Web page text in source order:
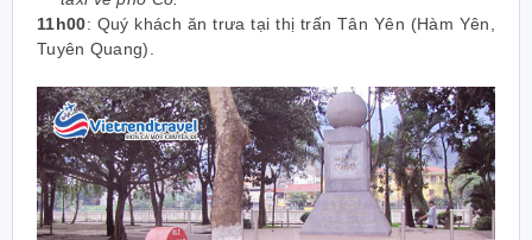
11h00: Quý khách ăn trưa tại thị trấn Tân Yên (Hàm Yên,
Tuyên Quang).